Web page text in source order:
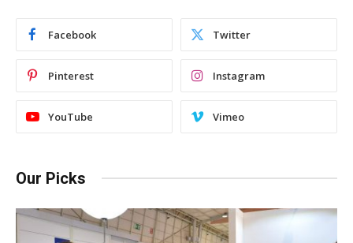
Facebook Twitter
Pinterest Instagram
YouTube Vimeo
Our Picks